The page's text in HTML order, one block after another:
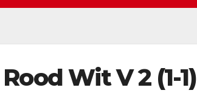
Wit V 2 (1-1)